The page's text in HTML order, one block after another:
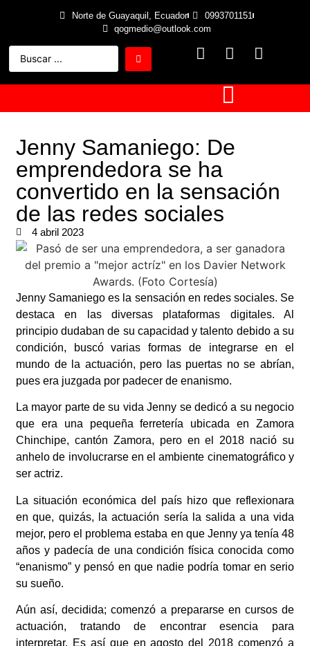
Norte de Guayaquil, Ecuador
0993701151
qogmedio@outlook.com
Jenny Samaniego: De
emprendedora se ha
convertido en la sensación
de las redes sociales
4 abril 2023
Jenny Samaniego es la sensación en redes sociales. Se
destaca en las diversas plataformas digitales. Al
principio dudaban de su capacidad y talento debido a su
condición, buscó varias formas de integrarse en el
mundo de la actuación, pero las puertas no se abrían,
pues era juzgada por padecer de enanismo.
La mayor parte de su vida Jenny se dedicó a su negocio
que era una pequeña ferretería ubicada en Zamora
Chinchipe, cantón Zamora, pero en el 2018 nació su
anhelo de involucrarse en el ambiente cinematográfico y
ser actriz.
La situación económica del país hizo que reflexionara
en que, quizás, la actuación sería la salida a una vida
mejor, pero el problema estaba en que Jenny ya tenía 48
años y padecía de unacondición física conocida como
“enanismo” y pensó en que nadie podría tomar en serio
su sueño.
Aún así, decidida; comenzó a prepararse en cursos de
actuación, tratando de encontrar esencia para
interpretar. Es así que en agosto del 2018 comenzó a